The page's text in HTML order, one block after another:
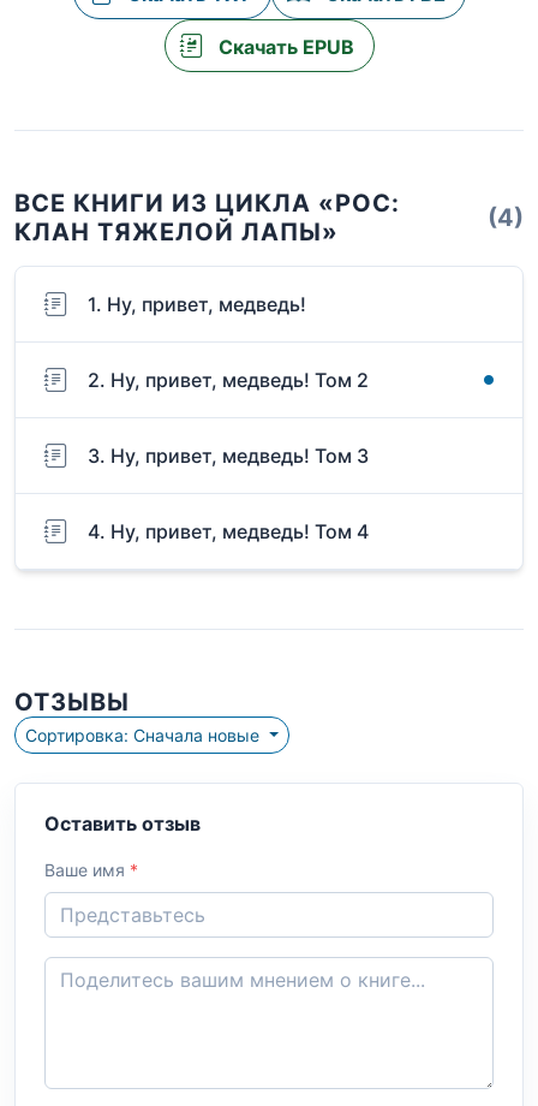
Скачать EPUB
ВСЕ КНИГИ ИЗ ЦИКЛА «РОС:
КЛАН ТЯЖЕЛОЙ ЛАПЫ»
(4)
1. Ну, привет, медведь!
2. Ну, привет, медведь! Том 2
3. Ну, привет, медведь! Том 3
4. Ну, привет, медведь! Том 4
ОТЗЫВЫ
Сортировка: Сначала новые
Оставить отзыв
Ваше имя *